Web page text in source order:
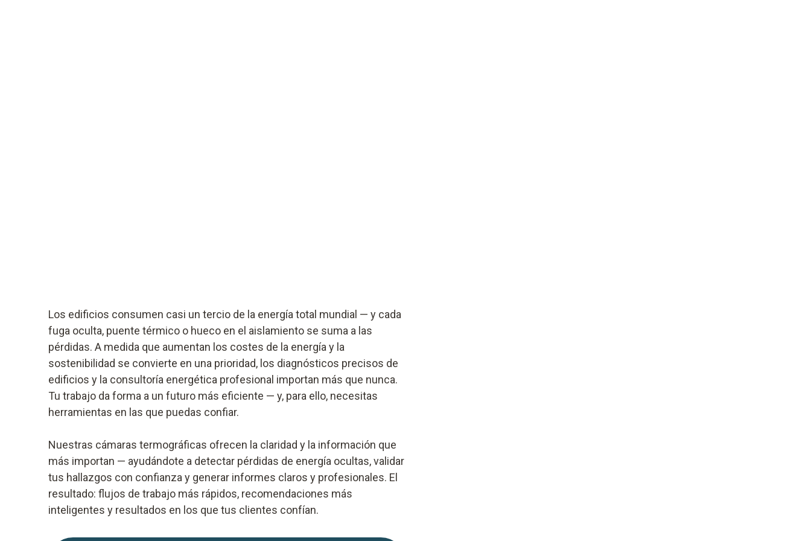
Los edificios consumen casi un tercio de la energía total mundial — y cada
fuga oculta, puente térmico o hueco en el aislamiento se suma a las
pérdidas. A medida que aumentan los costes de la energía y la
sostenibilidad se convierte en una prioridad, los diagnósticos precisos de
edificios y la consultoría energética profesional importan más que nunca.
Tu trabajo da forma a un futuro más eficiente — y, para ello, necesitas
herramientas en las que puedas confiar.
Nuestras cámaras termográficas ofrecen la claridad y la información que
más importan — ayudándote a detectar pérdidas de energía ocultas, validar
tus hallazgos con confianza y generar informes claros y profesionales. El
resultado: flujos de trabajo más rápidos, recomendaciones más
inteligentes y resultados en los que tus clientes confían.